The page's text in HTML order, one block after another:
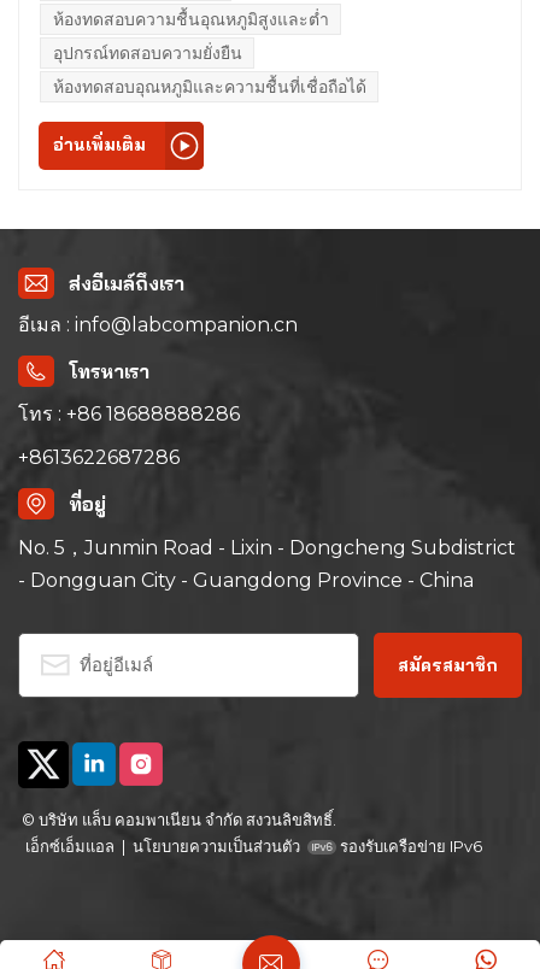
ความชื้น ดังนั้นกระบวนการทดสอบจะเปลี่ยนแปลงอุณหภูมิและ
ความชื้น แม้แต่โปรแกรมกลุ่มต่างๆ ของลิงก์และรอบการใช้งาน
ที่ใช้ในเซมิคอนดักเตอร์ IC ชิ้นส่วน อุปกรณ์ ฯลฯ เพื่อจำลอง
ปรากฏการณ์การควบแน่นกลางแจ้ง ประเมินความสามารถของ
วัสดุในการป้องกันการแพร่กระจายของน้ำและก๊าซ และเร่ง
ความทนทานของผลิตภัณฑ์ต่อการเสื่อมสภาพ ข้อกำหนดทั้งห้า
ทดสอบแบบวงจรรวมแบบเปียกและแบบความร้อน และมีการ
เสริมเงื่อนไขการทดสอบและจุดของ GJB ในการทดสอบแบบ
เปียกและแบบความร้อนIEC60068-2-30 การทดสอบวงจร
ความร้อนชื้นสลับกันหมายเหตุ: การทดสอบนี้ใช้เทคนิคการ
ทดสอบในการรักษาความชื้นและการเปลี่ยนแปลงอุณหภูมิเพื่อให้
ความชื้นซึมเข้าไปในตัวอย่างและก่อให้เกิดการควบแน่น (การ
ควบแน่น) บนพื้นผิวของผลิตภัณฑ์เพื่อยืนยันความสามารถใน
ใช้งาน การขนส่ง และการจัดเก็บภายใต้การรวมกันของ
กำหนดนี้ยังเหมาะสำหรับตัวอย่างทดสอบขนาดใหญ่ หากอุปกรณ์
และกระบวนการทดสอบจำเป็นต้องรักษาส่วนประกอบความร้อน
อุณหภูมิสูงที่ใช้ในการทดสอบนี้มีสอง (40 °C, 55 °C) 40 °C เพื่อ
ตอบสนองสภาพแวดล้อมอุณหภูมิสูงส่วนใหญ่ของโลก ในขณะที่
ความรุนแรง [รอบ 1] สูงกว่า [รอบ 2]เหมาะสำหรับผลิตภัณฑ์
เสริม: ส่วนประกอบ อุปกรณ์ ผลิตภัณฑ์ประเภทต่างๆ ที่จะทดสอบ
สภาพแวดล้อมการทดสอบ: การรวมกันของความชื้นสูงและการ
เปลี่ยนแปลงแบบวนซ้ำของอุณหภูมิทำให้เกิดการควบแน่น และ
การทดสอบ: การหายใจทำให้ไอน้ำเข้ามามีไฟฟ้าใช้หรือไม่: ใช่
ห้องทดสอบความชื้นอุณหภูมิสูงและต่ำ
อุปกรณ์ทดสอบความยั่งยืน
ห้องทดสอบอุณหภูมิและความชื้นที่เชื่อถือได้
อ่านเพิ่มเติม
ส่งอีเมล์ถึงเรา
อีเมล : info@labcompanion.cn
โทรหาเรา
โทร : +86 18688888286
+8613622687286
ที่อยู่
No. 5，Junmin Road - Lixin - Dongcheng Subdistrict
- Dongguan City - Guangdong Province - China
© บริษัท แล็บ คอมพาเนียน จำกัด สงวนลิขสิทธิ์.
เอ็กซ์เอ็มแอล | นโยบายความเป็นส่วนตัว รองรับเครือข่าย IPv6